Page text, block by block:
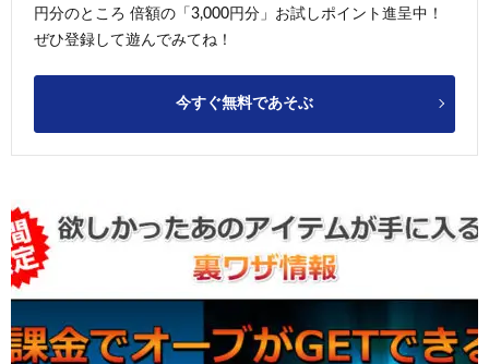
円分のところ 倍額の「3,000円分」お試しポイント進呈中！
ぜひ登録して遊んでみてね！
今すぐ無料であそぶ